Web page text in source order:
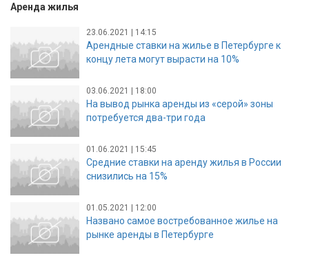
Аренда жилья
23.06.2021 | 14:15
Арендные ставки на жилье в Петербурге к
концу лета могут вырасти на 10%
03.06.2021 | 18:00
На вывод рынка аренды из «серой» зоны
потребуется два-три года
01.06.2021 | 15:45
Средние ставки на аренду жилья в России
снизились на 15%
01.05.2021 | 12:00
Названо самое востребованное жилье на
рынке аренды в Петербурге